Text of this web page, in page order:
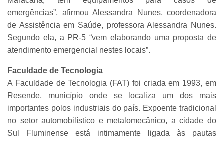
emergências”, afirmou Alessandra Nunes, coordenadora
de Assistência em Saúde, professora Alessandra Nunes.
Segundo ela, a PR-5 “vem elaborando uma proposta de
atendimento emergencial nestes locais”.
Faculdade de Tecnologia
A Faculdade de Tecnologia (FAT) foi criada em 1993, em
Resende, município onde se localiza um dos mais
importantes polos industriais do país. Expoente tradicional
no setor automobilístico e metalomecânico, a cidade do
Sul Fluminense está intimamente ligada às pautas